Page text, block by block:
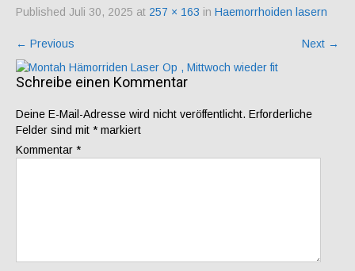
Published Juli 30, 2025 at 257 × 163 in Haemorrhoiden lasern
← Previous Next →
Schreibe einen Kommentar
Deine E-Mail-Adresse wird nicht veröffentlicht. Erforderliche
Felder sind mit * markiert
Kommentar *